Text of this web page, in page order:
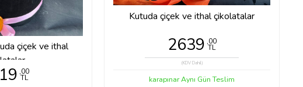
çiçek ve ithal
,00
TL
Kutuda çiçek ve ithal çikolatalar
2639 ,00
TL
(KDV Dahil)
karapınar Aynı Gün Teslim